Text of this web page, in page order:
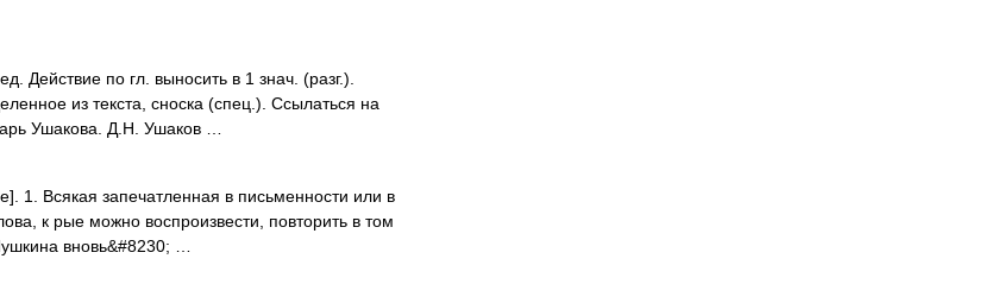
по гл. выносить в 1 знач. (разг.).
из текста, сноска (спец.). Ссылаться на
Ушакова. Д.Н. Ушаков …
1. Всякая запечатленная в письменности или в
к рые можно воспроизвести, повторить в том
вновь&#8230; …